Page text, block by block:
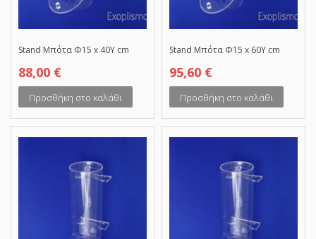
Stand Μπότα Φ15 x 40Υ cm
88,00 €
Προσθήκη στο καλάθι
Stand Μπότα Φ15 x 60Υ cm
95,60 €
Προσθήκη στο καλάθι